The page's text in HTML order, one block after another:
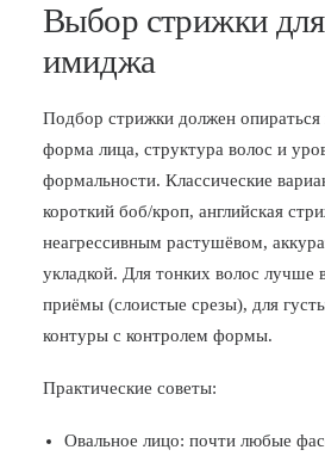
Выбор стрижки для
имиджа
Подбор стрижки должен опираться
форма лица, структура волос и
формальности. Классические
короткий боб/кроп, английская
неагрессивным растушёвом,
укладкой. Для тонких волос лучше
приёмы (слоистые срезы), для
контуры с контролем формы.
Практические советы:
Овальное лицо: почти любые